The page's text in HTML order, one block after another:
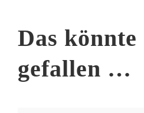
Das
gefallen …